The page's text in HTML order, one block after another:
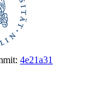
4e21a31